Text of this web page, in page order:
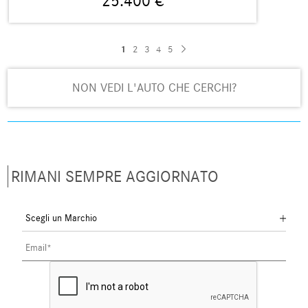
1 2 3 4 5
NON VEDI L'AUTO CHE CERCHI?
RIMANI SEMPRE AGGIORNATO